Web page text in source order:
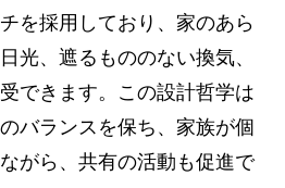
を採用しており、家のあら
光、遮るもののない換気、
できます。この設計哲学は
バランスを保ち、家族が個
がら、共有の活動も促進で